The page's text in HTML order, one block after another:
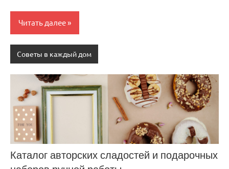
Читать далее
Советы в каждый дом
Каталог авторских сладостей и подарочных